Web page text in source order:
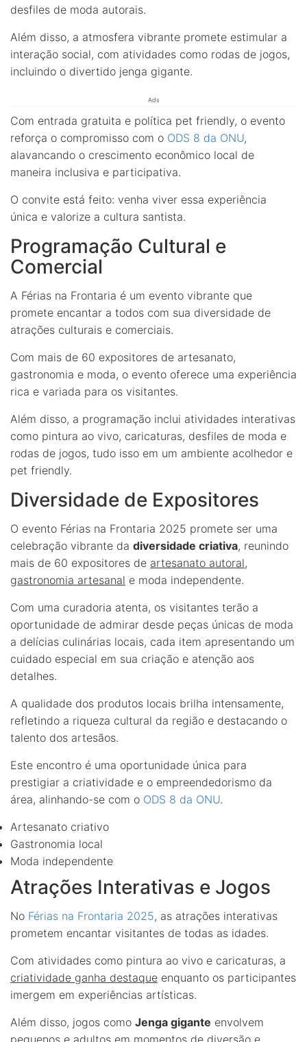
desfiles de moda autorais.
Além disso, a atmosfera vibrante promete estimular a
interação social, com atividades como rodas de jogos,
incluindo o divertido jenga gigante.
Ads
Com entrada gratuita e política pet friendly, o evento
reforça o compromisso com o ODS 8 da ONU,
alavancando o crescimento econômico local de
maneira inclusiva e participativa.
O convite está feito: venha viver essa experiência
única e valorize a cultura santista.
Programação Cultural e
Comercial
A Férias na Frontaria é um evento vibrante que
promete encantar a todos com sua diversidade de
atrações culturais e comerciais.
Com mais de 60 expositores de artesanato,
gastronomia e moda, o evento oferece uma experiência
rica e variada para os visitantes.
Além disso, a programação inclui atividades interativas
como pintura ao vivo, caricaturas, desfiles de moda e
rodas de jogos, tudo isso em um ambiente acolhedor e
pet friendly.
Diversidade de Expositores
O evento Férias na Frontaria 2025 promete ser uma
celebração vibrante da diversidade criativa, reunindo
mais de 60 expositores de artesanato autoral,
gastronomia artesanal e moda independente.
Com uma curadoria atenta, os visitantes terão a
oportunidade de admirar desde peças únicas de moda
a delícias culinárias locais, cada item apresentando um
cuidado especial em sua criação e atenção aos
detalhes.
A qualidade dos produtos locais brilha intensamente,
refletindo a riqueza cultural da região e destacando o
talento dos artesãos.
Este encontro é uma oportunidade única para
prestigiar a criatividade e o empreendedorismo da
área, alinhando-se com o ODS 8 da ONU.
Artesanato criativo
Gastronomia local
Moda independente
Atrações Interativas e Jogos
No Férias na Frontaria 2025, as atrações interativas
prometem encantar visitantes de todas as idades.
Com atividades como pintura ao vivo e caricaturas, a
criatividade ganha destaque enquanto os participantes
imergem em experiências artísticas.
Além disso, jogos como Jenga gigante envolvem
pequenos e adultos em momentos de diversão e